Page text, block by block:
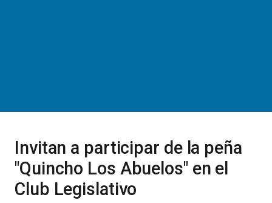
Invitan a participar de la peña
"Quincho Los Abuelos" en el
Club Legislativo